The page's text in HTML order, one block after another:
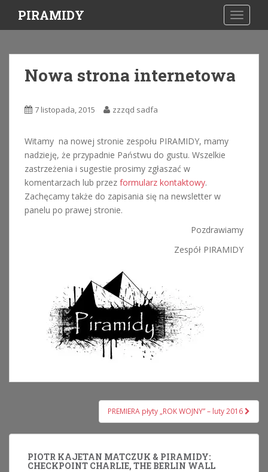
i
PIRAMIDY
Nowa strona internetowa
7 listopada, 2015 zzzqd sadfa
Witamy na nowej stronie zespołu PIRAMIDY, mamy
nadzieję, że przypadnie Państwu do gustu. Wszelkie
zastrzeżenia i sugestie prosimy zgłaszać w
komentarzach lub przez formularz kontaktowy.
Zachęcamy także do zapisania się na newsletter w
panelu po prawej stronie.
Pozdrawiamy
Zespół PIRAMIDY
PREMIERA płyty „ROK WOJNY” – luty 2016
PIOTR KAJETAN MATCZUK & PIRAMIDY:
CHECKPOINT CHARLIE, THE BERLIN WALL